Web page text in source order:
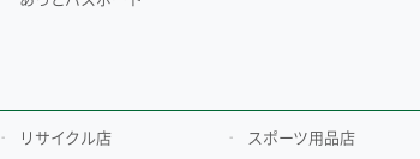
リサイクル店
スポーツ用品店